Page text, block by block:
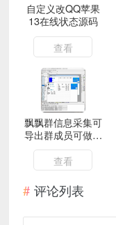
自定义改QQ苹果
13在线状态源码
查看
飘飘群信息采集可
导出群成员可做群
管和爆粉软件易语
言源码
查看
评论列表